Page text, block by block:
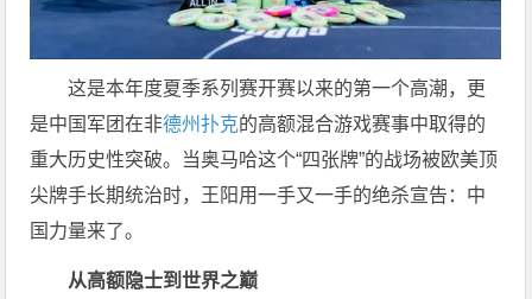
这是本年度夏季系列赛开赛以来的第一个高潮，更
是中国军团在非德州扑克的高额混合游戏赛事中取得的
重大历史性突破。当奥马哈这个“四张牌”的战场被欧美顶
尖牌手长期统治时，王阳用一手又一手的绝杀宣告：中
国力量来了。
从高额隐士到世界之巅